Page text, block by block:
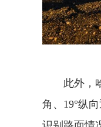
此外，
角、19°纵